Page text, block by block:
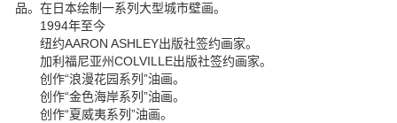
品。在日本绘制一系列大型城市壁画。
1994年至今
纽约AARON ASHLEY出版社签约画家。
加利福尼亚州COLVILLE出版社签约画家。
创作“浪漫花园系列”油画。
创作“金色海岸系列”油画。
创作“夏威夷系列”油画。